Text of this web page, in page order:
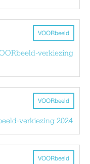
VOORbeeld
verkiezing
VOORbeeld
verkiezing 2024
VOORbeeld